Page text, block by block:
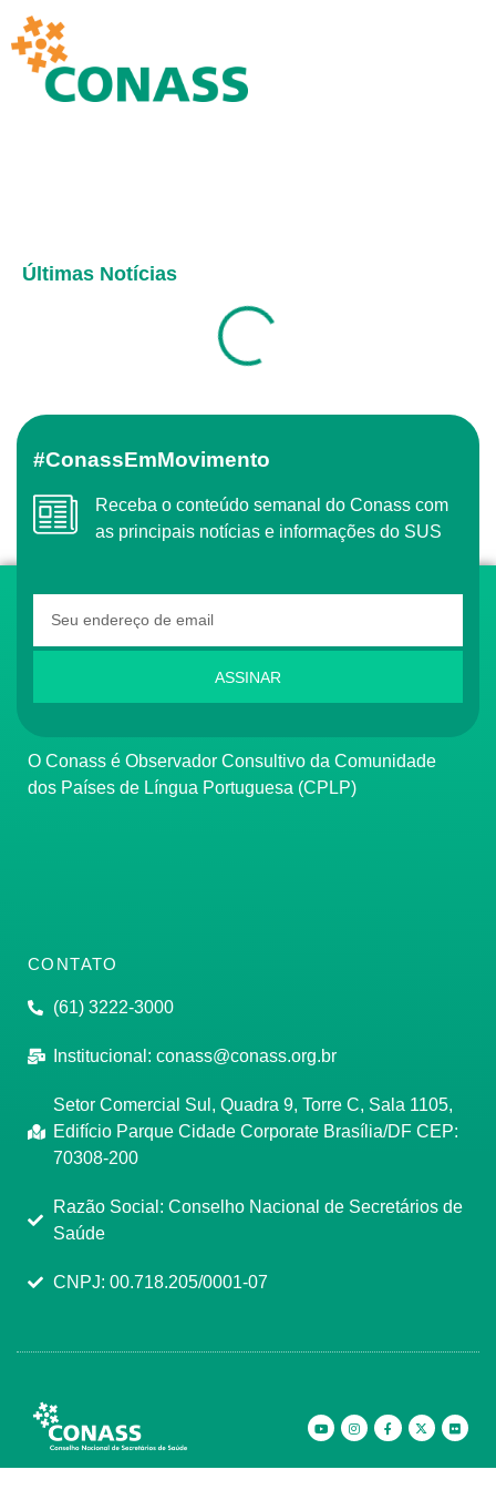
Últimas Notícias
#ConassEmMovimento
Receba o conteúdo semanal do Conass com
as principais notícias e informações do SUS
ASSINAR
O Conass é Observador Consultivo da Comunidade
dos Países de Língua Portuguesa (CPLP)
CONTATO
(61) 3222-3000
Institucional: conass@conass.org.br
Setor Comercial Sul, Quadra 9, Torre C, Sala 1105,
Edifício Parque Cidade Corporate Brasília/DF CEP:
70308-200
Razão Social: Conselho Nacional de Secretários de
Saúde
CNPJ: 00.718.205/0001-07